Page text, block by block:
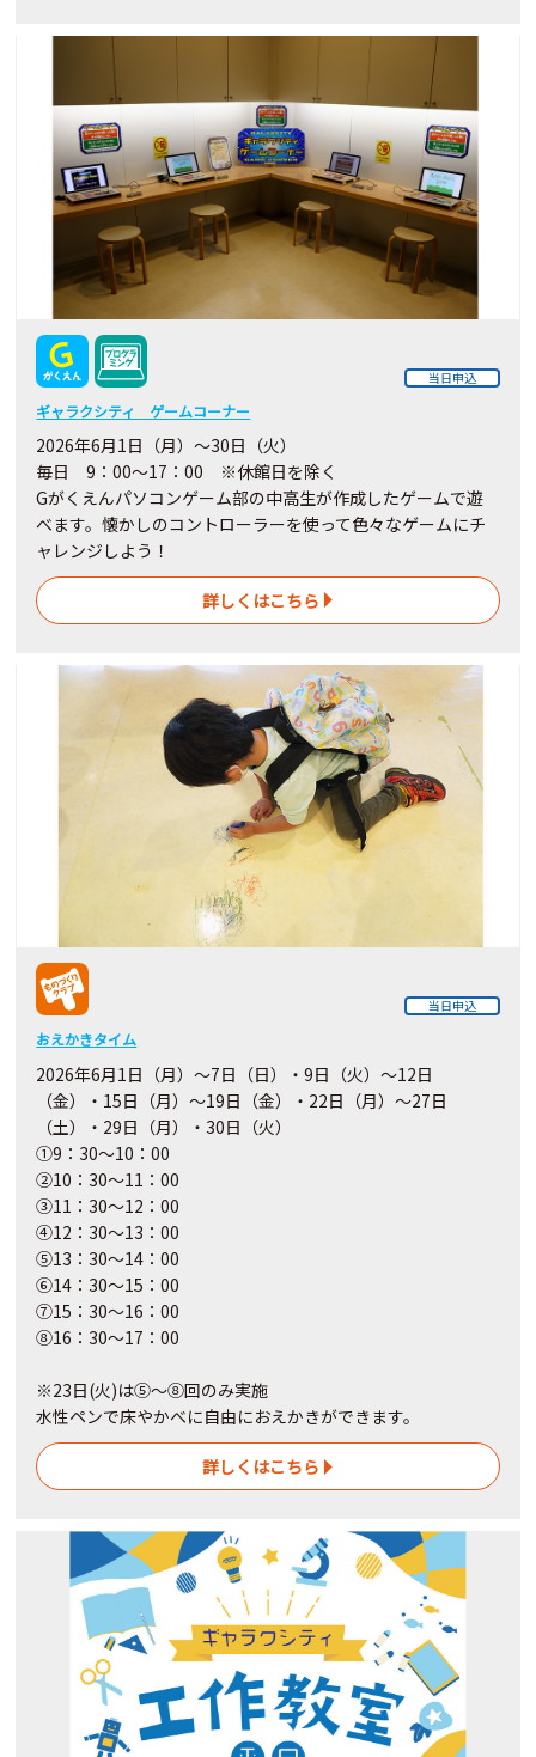
当日申込
ギャラクシティ ゲームコーナー
2026年6月1日（月）～30日（火）
毎日 9：00～17：00 ※休館日を除く
Gがくえんパソコンゲーム部の中高生が作成したゲームで遊
べます。懐かしのコントローラーを使って色々なゲームにチ
ャレンジしよう！
詳しくはこちら
当日申込
おえかきタイム
2026年6月1日（月）～7日（日）・9日（火）～12日
（金）・15日（月）～19日（金）・22日（月）～27日
（土）・29日（月）・30日（火）
①9：30～10：00
②10：30～11：00
③11：30～12：00
④12：30～13：00
⑤13：30～14：00
⑥14：30～15：00
⑦15：30～16：00
⑧16：30～17：00
※23日(火)は⑤～⑧回のみ実施
水性ペンで床やかべに自由におえかきができます。
詳しくはこちら